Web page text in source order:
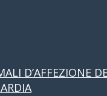
D’AFFEZIONE